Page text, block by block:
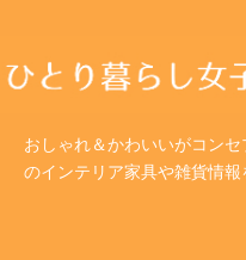
おしゃれ＆かわいいがコン
のインテリア家具や雑貨情報